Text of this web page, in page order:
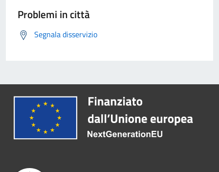
Problemi in città
Segnala disservizio